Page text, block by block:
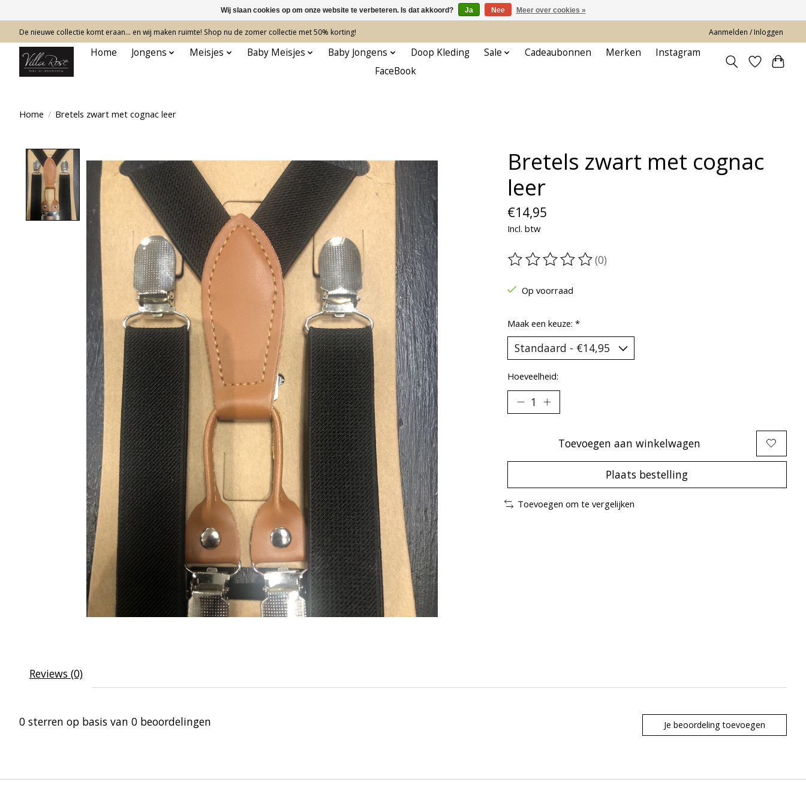
De nieuwe collectie komt eraan… en wij maken ruimte! Shop nu de zomer collectie met 50% korting! Aanmelden / Inloggen
Home Jongens Meisjes Baby Meisjes Baby Jongens Doop Kleding Sale Cadeaubonnen Merken
Instagram
FaceBook
Home / Bretels zwart met cognac leer
Bretels zwart met cognac
leer
€14,95
Incl. btw
De beoordeling van dit product is
(0)
Op voorraad
Maak een keuze: *
Hoeveelheid:
Toevoegen aan winkelwagen
Plaats bestelling
Toevoegen om te vergelijken
Reviews (0)
0 sterren op basis van 0 beoordelingen Je beoordeling toevoegen
Wij slaan cookies op om onze website te verbeteren. Is dat akkoord? Ja Nee Meer over cookies »